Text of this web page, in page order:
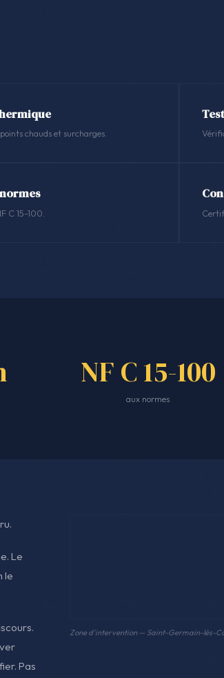
chauds et surcharges.
C 15-100.
NF C 15-100
aux normes
Le
le
Pas
Zone d'intervention — Saint-Germain-lès-